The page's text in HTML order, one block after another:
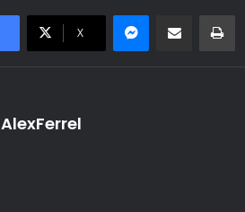
X
Messenger
Share via Email
AlexFerrel